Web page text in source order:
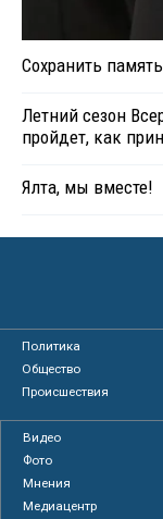
Сохранить
Летний сезон
пройдет, как
Ялта, мы вместе!
Политика
Общество
Происшествия
Видео
Фото
Мнения
Медиацентр